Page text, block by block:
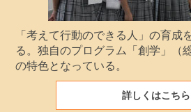
「考えて行動のできる人」の育成
る。独自のプログラム「創学」（
の特色となっている。
詳しくはこちら